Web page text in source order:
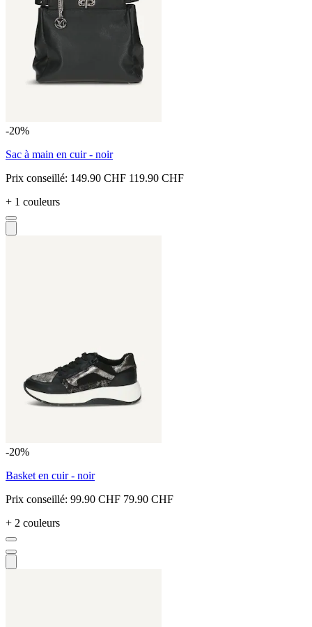
-20%
Sac à main en cuir - noir
Prix conseillé: 149.90 CHF 119.90 CHF
+ 1 couleurs
-20%
Basket en cuir - noir
Prix conseillé: 99.90 CHF 79.90 CHF
+ 2 couleurs